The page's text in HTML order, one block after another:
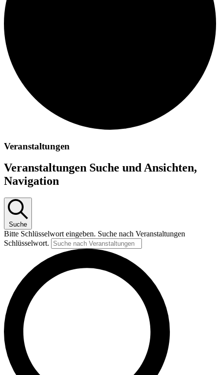
Veranstaltungen
Veranstaltungen Suche und Ansichten,
Navigation
Suche
Bitte Schlüsselwort eingeben. Suche nach Veranstaltungen
Schlüsselwort.